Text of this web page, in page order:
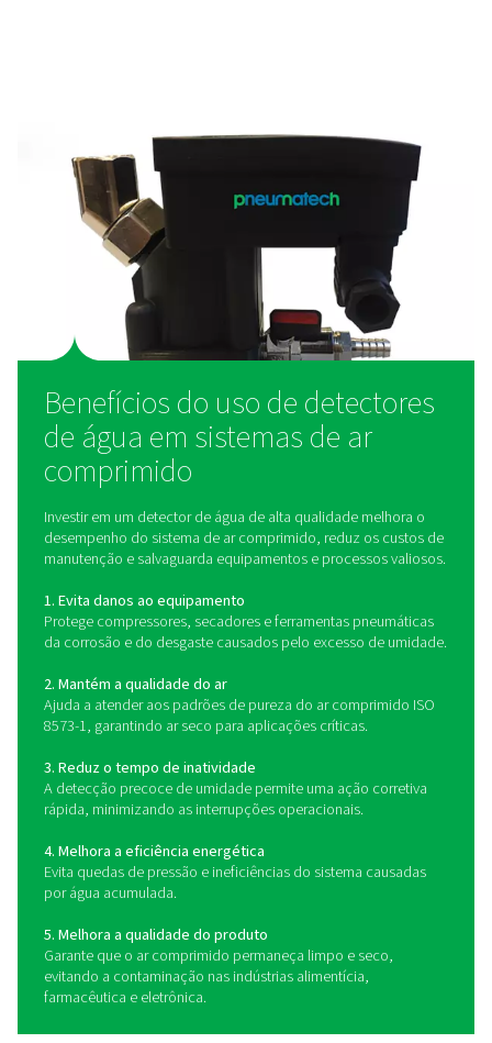
Os detectores de água monitoram o teor de
sistemas de ar comprimido usando tecnologia
detecção. Eles são instalados em pontos críticos,
secadores de ar, filtros ou no ponto de uso, para
dados em tempo real sobre os níveis de umidade.
detector detecta excesso de água, ele aciona um
permitindo que os operadores tomem medidas
que a umidade cause danos ou interrompa a
detectores usam sensores ópticos, capacitivos ou
para detectar a presença de água, garantindo alta
e confiabilidade em diversas condições